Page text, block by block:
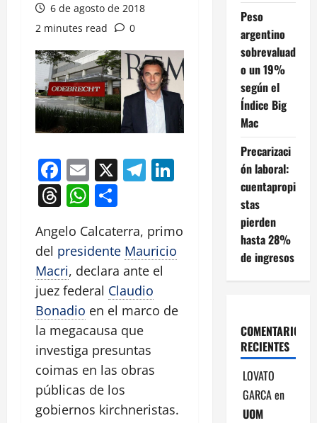
6 de agosto de 2018
2 minutes read
0
Facebook
Email
X Telegram
LinkedIn
Threads
WhatsApp
Angelo Calcaterra, primo
del presidente Mauricio
Macri, declara ante el
juez federal Claudio
Bonadio en el marco de
la megacausa que
investiga presuntas
coimas en las obras
públicas de los
gobiernos kirchneristas.
Peso
argentino
sobrevaluad
o un 19%
según el
Índice Big
Mac
Precarizaci
ón laboral:
cuentapropi
stas
pierden
hasta 28%
de ingresos
COMENTARIOS
RECIENTES
LOVATO
GARCAen
UOM